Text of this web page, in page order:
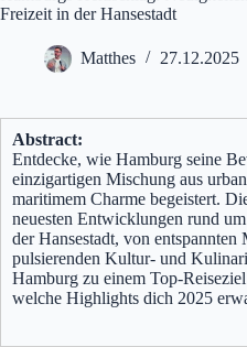
Freizeit in der Hansestadt
Matthes 27.12.2025
Abstract:
Entdecke, wie Hamburg seine
einzigartigen Mischung aus
maritimem Charme begeistert.
neuesten Entwicklungen rund
der Hansestadt, von entspannten
pulsierenden Kultur- und
Hamburg zu einem Top-
welche Highlights dich 2025